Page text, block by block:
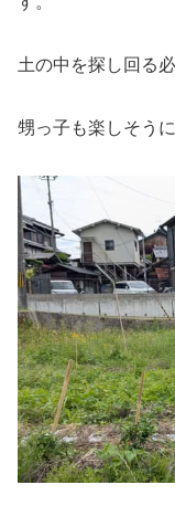
土の中を探し回る
甥っ子も楽しそう